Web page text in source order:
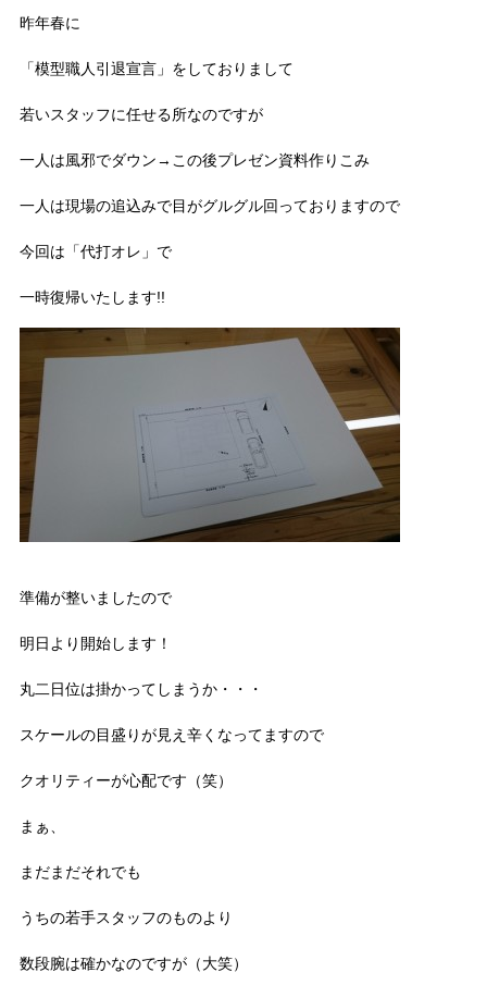
昨年春に
「模型職人引退宣言」をしておりまして
若いスタッフに任せる所なのですが
一人は風邪でダウン→この後プレゼン資料作りこみ
一人は現場の追込みで目がグルグル回っておりますので
今回は「代打オレ」で
一時復帰いたします!!
準備が整いましたので
明日より開始します！
丸二日位は掛かってしまうか・・・
スケールの目盛りが見え辛くなってますので
クオリティーが心配です（笑）
まぁ、
まだまだそれでも
うちの若手スタッフのものより
数段腕は確かなのですが（大笑）